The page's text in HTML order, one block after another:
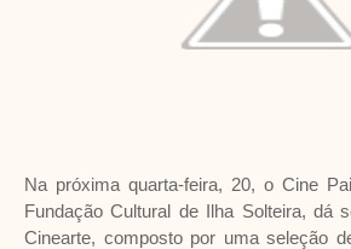
Na próxima quarta-feira, 20, o Cine
Fundação Cultural de Ilha Solteira, dá
Cinearte, composto por uma seleção